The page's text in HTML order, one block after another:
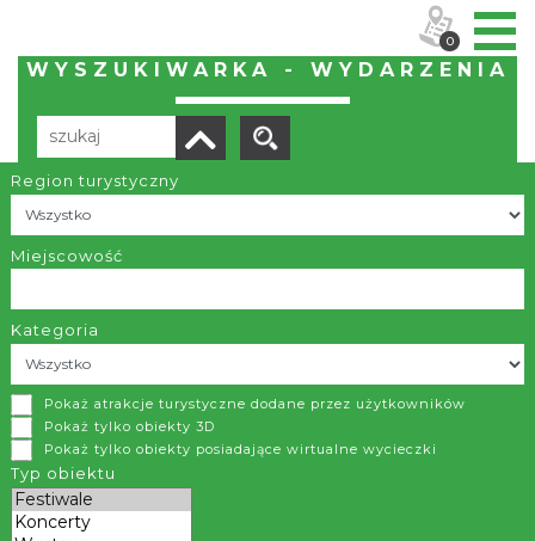
WYSZUKIWARKA - WYDARZENIA
Region turystyczny
Miejscowość
Kategoria
Pokaż atrakcje turystyczne dodane przez użytkowników
Pokaż tylko obiekty 3D
Pokaż tylko obiekty posiadające wirtualne wycieczki
Typ obiektu
Brak wyników
KONTAKT
Stowarzyszenie "Region i Beskidy"
ul. Widok 18/1-3
43-300 Bielsko-Biała
tel.(33) 488 89 20
biuro@euroregion-beskidy.pl
0